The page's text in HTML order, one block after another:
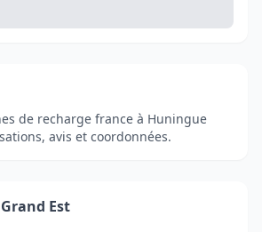
de recharge france à Huningue
avis et coordonnées.
Est